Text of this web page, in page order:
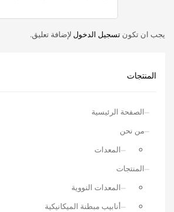
يجب ان تكون تسجيل الدخول لإضافة تعليق.
المنتجات
الصفحة الرئيسية
من نحن
المعدات
المنتجات
المعدات النووية
أنابيب مبطنة الميكانيكية